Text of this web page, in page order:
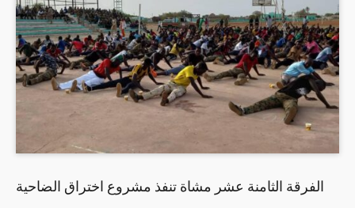
الفرقة الثامنة عشر مشاة تنفذ مشروع اختراق الضاحية